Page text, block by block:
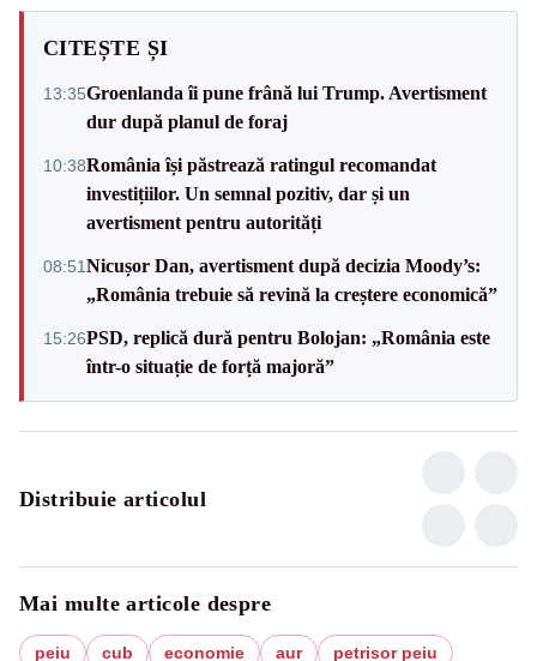
CITEȘTE ȘI
13:35Groenlanda îi pune frână lui Trump. Avertisment
dur după planul de foraj
10:38România își păstrează ratingul recomandat
investițiilor. Un semnal pozitiv, dar și un
avertisment pentru autorități
08:51Nicușor Dan, avertisment după decizia Moody’s:
„România trebuie să revină la creștere economică”
15:26PSD, replică dură pentru Bolojan: „România este
într-o situație de forță majoră”
Distribuie articolul
Mai multe articole despre
peiu cub economie aur petrisor peiu